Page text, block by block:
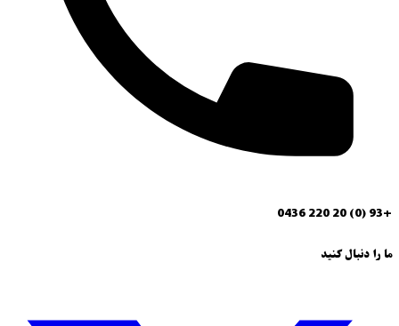
+93 (0) 20 220 0436
ما را دنبال کنید